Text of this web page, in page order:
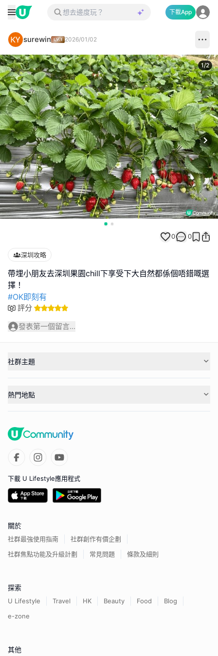
下載App
surewin 2026/01/02
1/2
0 0
深圳攻略
帶埋小朋友去深圳果園chill下享受下大自然都係個唔錯嘅選
#OK即刻有
評分
發表第一個留言...
社群主題
熱門地點
下載 U Lifestyle應用程式
關於
社群最強使用指南
社群創作有價企劃
社群焦點功能及升級計劃
常見問題 條款及細則
探索
U Lifestyle Travel HK Beauty Food
Blog
e-zone
其他